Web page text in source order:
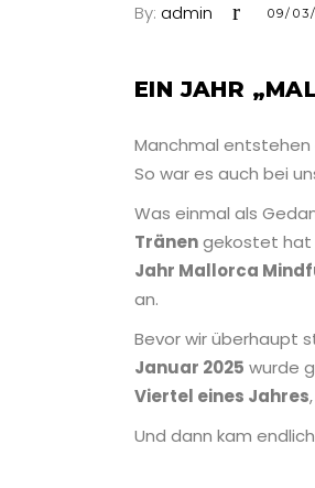
By: admin 09/
EIN JAHR
Manchmal entstehen
So war es auch bei
Was einmal als
Tränengekostet hat
Jahr Mallorca
an.
Bevor wir überhaupt
Januar 2025 wurde
Viertel eines Jahres
Und dann kam